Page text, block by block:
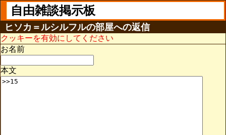
自由雑談掲示板
ヒソカ＝ルシルフルの部屋への返信
クッキーを有効にしてください
お名前
本文